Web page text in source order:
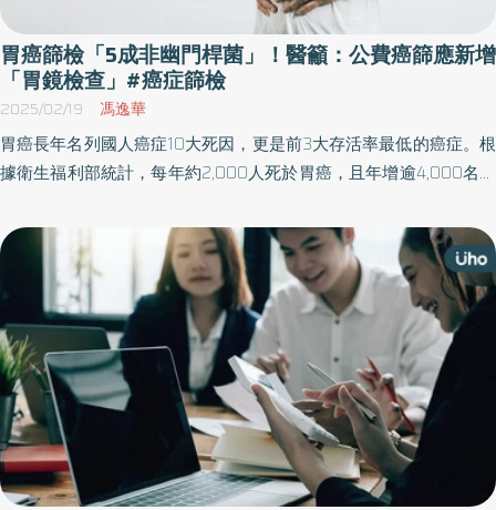
胃癌篩檢「5成非幽門桿菌」！醫籲：公費癌篩應新增
「胃鏡檢查」#癌症篩檢
2025/02/19 馮逸華
胃癌長年名列國人癌症10大死因，更是前3大存活率最低的癌症。根
據衛生福利部統計，每年約2,000人死於胃癌，且年增逾4,000名新
早期發現的病例數僅佔約3成，而晚期確診後即使接受治療，也常讓
醫師束手無策，因此胃癌成為最難治癒的癌症之一，如何早期診斷
成為最大挑戰。